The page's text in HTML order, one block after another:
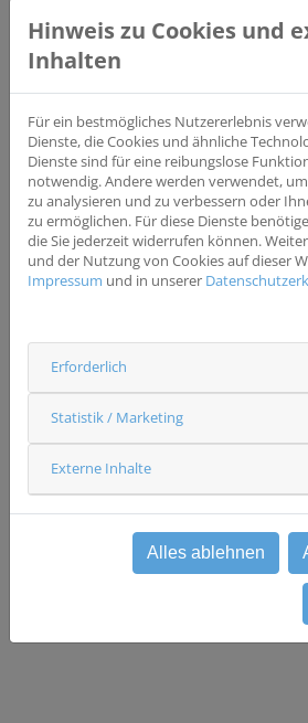
Krankheitsentität(en)
Lunge
Interventionsstudie Phase III
Wesentliche
- NSCLC Stadium IIIB/IIIC oder IV -
cMET Ex14 Mutation
Wesentliche
- keine vorangegangene
Studie beendet
Ansprechpartner & Kontakt
Universitätsklinikum Regensburg
Innere Medizin II
studien.pneumologie(at)ukr.de
Hinweis zu Cookies und
Inhalten
Für ein bestmögliches Nutzererlebnis
Dienste, die Cookies und ähnliche
Dienste sind für eine reibungslose
notwendig. Andere werden verwendet,
zu analysieren und zu verbessern oder
zu ermöglichen. Für diese Dienste
die Sie jederzeit widerrufen können.
und der Nutzung von Cookies auf dieser
Impressum und in unserer
Erforderlich
Statistik / Marketing
Externe Inhalte
Alles ablehnen